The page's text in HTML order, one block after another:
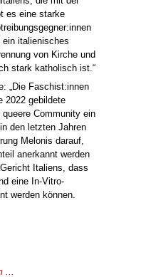
es eine starke
ein italienisches
von Kirche und
stark katholisch ist.“
„Die Faschist:innen
2022 gebildete
Community ein
den letzten Jahren
Melonis darauf,
anerkannt werden
Italiens, dass
eine In-Vitro-
werden können.